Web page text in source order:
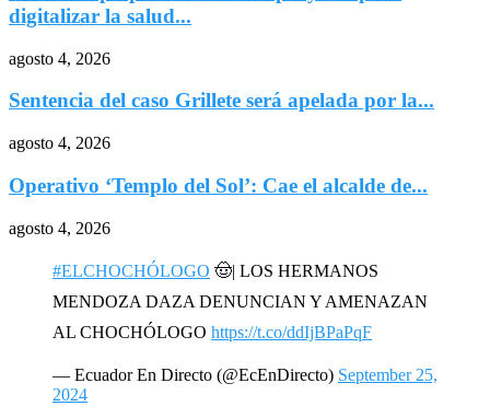
digitalizar la salud...
agosto 4, 2026
Sentencia del caso Grillete será apelada por la...
agosto 4, 2026
Operativo ‘Templo del Sol’: Cae el alcalde de...
agosto 4, 2026
#ELCHOCHÓLOGO 🤠| LOS HERMANOS
MENDOZA DAZA DENUNCIAN Y AMENAZAN
AL CHOCHÓLOGO https://t.co/ddIjBPaPqF
— Ecuador En Directo (@EcEnDirecto) September 25,
2024